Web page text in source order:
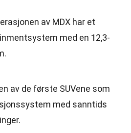
av MDX har et
med en 12,3-
av de første SUVene som
med sanntids